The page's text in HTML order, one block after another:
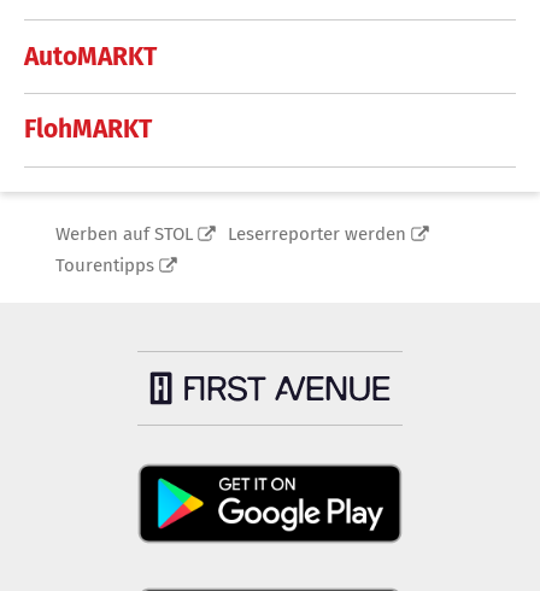
AutoMARKT
FlohMARKT
Werben auf STOL
Leserreporter werden
Tourentipps